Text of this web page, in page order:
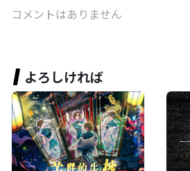
コメントはありません
よろしければ